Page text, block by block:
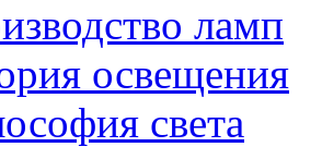
ламп
освещения
света